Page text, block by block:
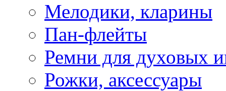
Мелодики, кларины
Пан-флейты
Ремни для духовых
Рожки, аксессуары